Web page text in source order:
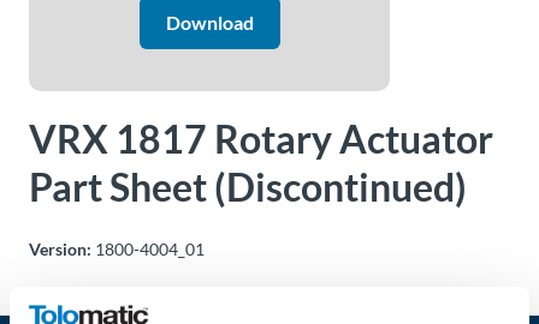
Download
VRX 1817 Rotary Actuator
Part Sheet (Discontinued)
Version: 1800-4004_01
Anwendungen
Tolomatic
Kontakt
zu einem